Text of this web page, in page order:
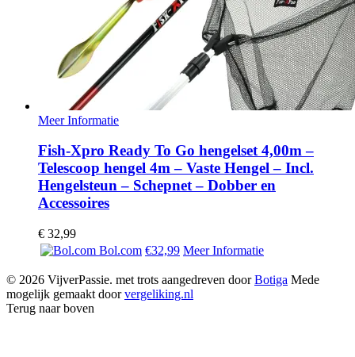
Meer Informatie
Fish-Xpro Ready To Go hengelset 4,00m –
Telescoop hengel 4m – Vaste Hengel – Incl.
Hengelsteun – Schepnet – Dobber en
Accessoires
€ 32,99
Bol.com €32,99 Meer Informatie
© 2026 VijverPassie. met trots aangedreven doorBotiga Mede
mogelijk gemaakt doorvergeliking.nl
Terug naar boven